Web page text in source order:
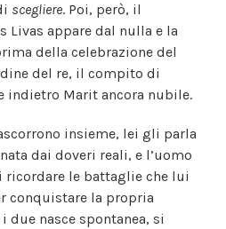
scegliere. Poi, però, il
Livas appare dal nulla e la
della celebrazione del
del re, il compito di
indietro Marit ancora nubile.
insieme, lei gli parla
dai doveri reali, e l’uomo
ricordare le battaglie che lui
conquistare la propria
due nasce spontanea, si